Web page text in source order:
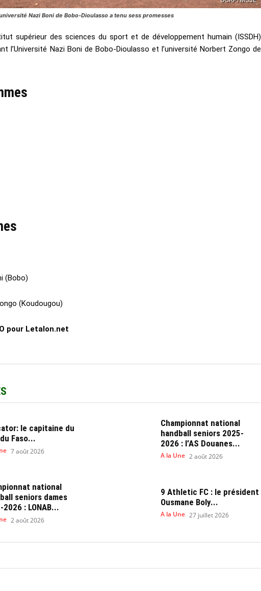
Nazi Boni de Bobo-Dioulasso a tenu sess promesses
supérieur des sciences du sport et de développement humain (ISSDH)
l’Université Nazi Boni de Bobo-Dioulasso et l’université Norbert Zongo de
(Bobo)
(Koudougou)
pour Letalon.net
le capitaine du
Faso...
7 août 2026
Championnat national
handball seniors 2025-
2026 : l’AS Douanes...
A la Une 2 août 2026
national
seniors dames
2026 : LONAB...
2 août 2026
9 Athletic FC : le président
Ousmane Boly...
A la Une 27 juillet 2026